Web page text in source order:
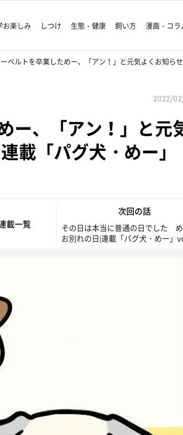
お楽しみ しつけ 生態・健康 飼い方 漫画・コラ
ベルトを卒業しためー、「アン！」と元気よくお知ら
2022/
ー、「アン！」と元
載「パグ犬・めー」
載一覧
次回の話
その日は本当に普通の日でした
お別れの日|連載「パグ犬・めー」